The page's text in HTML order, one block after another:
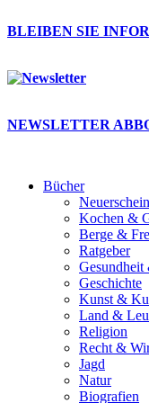
BLEIBEN SIE
NEWSLETTER
Bücher
Kochen &
Berge &
Ratgeber
Geschichte
Kunst &
Land &
Religion
Recht &
Jagd
Natur
Biografien